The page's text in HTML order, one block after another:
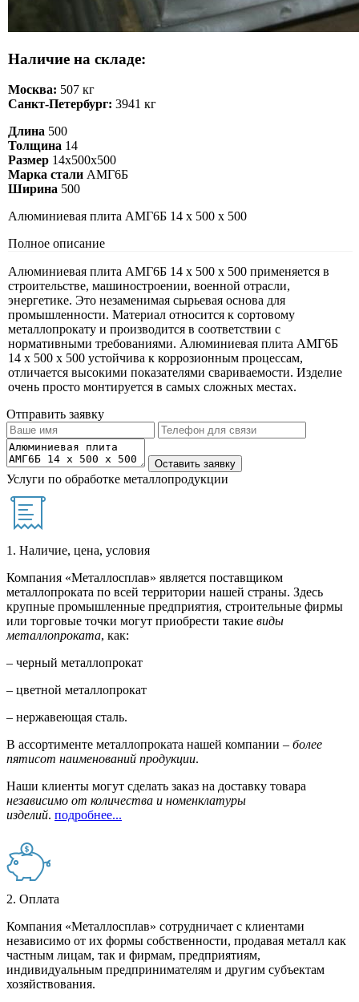
Наличие на складе:
Москва: 507 кг
Санкт-Петербург: 3941 кг
Длина 500
Толщина 14
Размер 14х500х500
Марка стали АМГ6Б
Ширина 500
Алюминиевая плита АМГ6Б 14 х 500 х 500
Полное описание
Алюминиевая плита АМГ6Б 14 х 500 х 500 применяется в
строительстве, машиностроении, военной отрасли,
энергетике. Это незаменимая сырьевая основа для
промышленности. Материал относится к сортовому
металлопрокату и производится в соответствии с
нормативными требованиями. Алюминиевая плита АМГ6Б
14 х 500 х 500 устойчива к коррозионным процессам,
отличается высокими показателями свариваемости. Изделие
очень просто монтируется в самых сложных местах.
Отправить заявку
Услуги по обработке металлопродукции
1. Наличие, цена, условия
Компания «Металлосплав» является поставщиком
металлопроката по всей территории нашей страны. Здесь
крупные промышленные предприятия, строительные фирмы
или торговые точки могут приобрести такие виды
металлопроката, как:
– черный металлопрокат
– цветной металлопрокат
– нержавеющая сталь.
В ассортименте металлопроката нашей компании – более
пятисот наименований продукции.
Наши клиенты могут сделать заказ на доставку товара
независимо от количества и номенклатуры
изделий. подробнее...
2. Оплата
Компания «Металлосплав» сотрудничает с клиентами
независимо от их формы собственности, продавая металл как
частным лицам, так и фирмам, предприятиям,
индивидуальным предпринимателям и другим субъектам
хозяйствования.